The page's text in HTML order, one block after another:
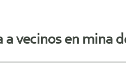
a vecinos en mina